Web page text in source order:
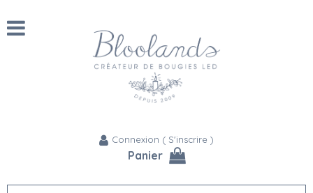
Connexion ( S'inscrire )
Panier